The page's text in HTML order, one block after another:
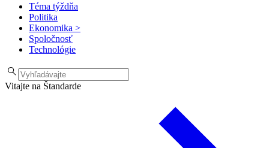
Téma týždňa
Politika
Ekonomika >
Spoločnosť
Technológie
Vitajte na Štandarde